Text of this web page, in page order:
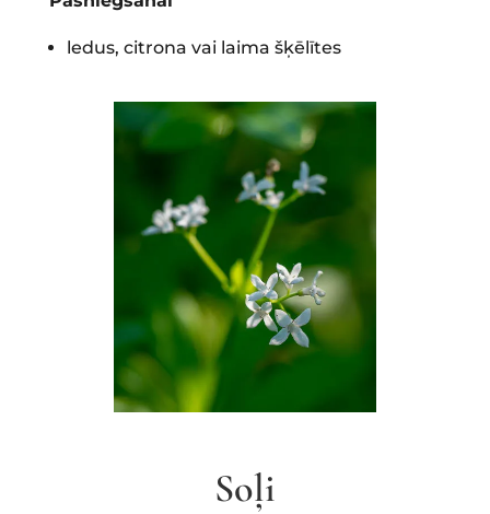
ledus, citrona vai laima šķēlītes
Soļi